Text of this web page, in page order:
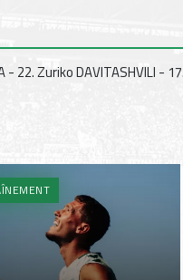
- 22. Zuriko DAVITASHVILI -